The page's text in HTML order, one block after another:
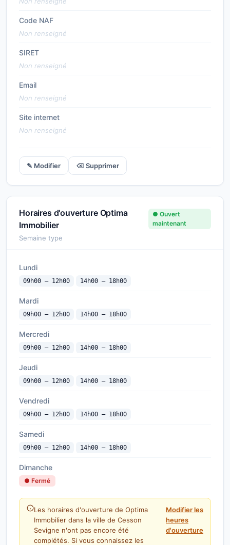
Code NAF
Non renseigné
SIRET
Non renseigné
Email
Non renseigné
Site internet
Non renseigné
✎ Modifier ⌫ Supprimer
Horaires d'ouverture Optima
Immobilier
● Ouvert
maintenant
Semaine type
Lundi
09h00 — 12h00 14h00 — 18h00
Mardi
09h00 — 12h00 14h00 — 18h00
Mercredi
09h00 — 12h00 14h00 — 18h00
Jeudi
09h00 — 12h00 14h00 — 18h00
Vendredi
09h00 — 12h00 14h00 — 18h00
Samedi
09h00 — 12h00 14h00 — 18h00
Dimanche
● Fermé
Les horaires d'ouverture de Optima
Immobilier dans la ville de Cesson
Sevigne n'ont pas encore été
complétés. Si vous connaissez les
Modifier les
heures
d'ouverture